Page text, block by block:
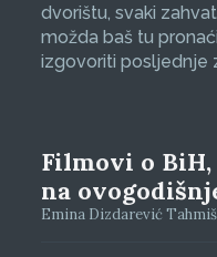
dvorištu, svaki
možda baš tu
izgovoriti posljednje
Filmovi o
na
Emina Dizdarević